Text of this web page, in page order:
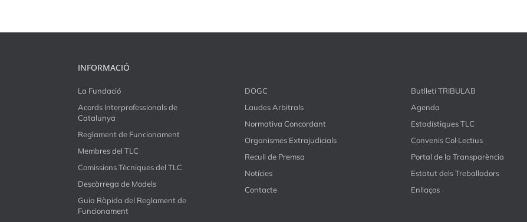
INFORMACIÓ
La Fundació
Acords Interprofessionals de
Catalunya
Reglament de Funcionament
Membres del TLC
Comissions Tècniques del TLC
Descàrrega de Models
Guia Ràpida del Reglament de
Funcionament
DOGC
Laudes Arbitrals
Normativa Concordant
Organismes Extrajudicials
Recull de Premsa
Notícies
Contacte
Butlletí TRIBULAB
Agenda
Estadístiques TLC
Convenis Col·Lectius
Portal de la Transparència
Estatut dels Treballadors
Enllaços